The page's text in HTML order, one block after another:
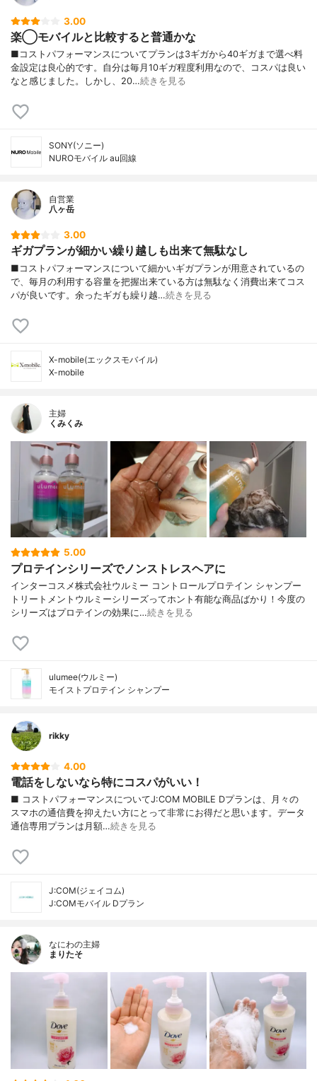
3.00
楽◯モバイルと比較すると普通かな
■コストパフォーマンスについてプランは3ギガから40ギガまで選べ料
金設定は良心的です。自分は毎月10ギガ程度利用なので、コスパは良い
なと感じました。しかし、20…続きを見る
SONY(ソニー)
NUROモバイル au回線
自営業
八ヶ岳
3.00
ギガプランが細かい繰り越しも出来て無駄なし
■コストパフォーマンスについて細かいギガプランが用意されているの
で、毎月の利用する容量を把握出来ている方は無駄なく消費出来てコス
パが良いです。余ったギガも繰り越…続きを見る
X-mobile(エックスモバイル)
X-mobile
主婦
くみくみ
5.00
プロテインシリーズでノンストレスヘアに
インターコスメ株式会社ウルミー コントロールプロテイン シャンプー
トリートメントウルミーシリーズってホント有能な商品ばかり！今度の
シリーズはプロテインの効果に…続きを見る
ulumee(ウルミー)
モイストプロテイン シャンプー
rikky
4.00
電話をしないなら特にコスパがいい！
■ コストパフォーマンスについてJ:COM MOBILE Dプランは、月々の
スマホの通信費を抑えたい方にとって非常にお得だと思います。データ
通信専用プランは月額…続きを見る
J:COM(ジェイコム)
J:COMモバイル Dプラン
なにわの主婦
まりたそ